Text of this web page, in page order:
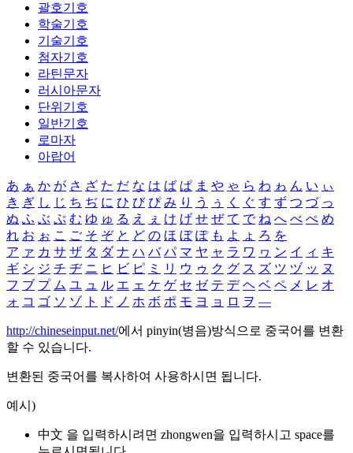
괄호기호
학술기호
기술기호
첨자기호
라틴문자
러시아문자
단위기호
일반기호
로마자
아랍어
あ ぁ か が さ ざ た だ な は ば ぱ ま や ゃ ら わ ゎ ん い ぃ
き ぎ し じ ち ぢ に ひ び ぴ み り う ぅ く ぐ す ず つ づ っ
ぬ ふ ぶ ぷ む ゆ ゅ る え ぇ け げ せ ぜ て で ね へ べ ぺ め
れ お ぉ こ ご そ ぞ と ど の ほ ぼ ぽ も よ ょ ろ を
ア ァ カ サ ザ タ ダ ナ ハ バ パ マ ヤ ャ ラ ワ ヮ ン イ ィ キ
ギ シ ジ チ ヂ ニ ヒ ビ ピ ミ リ ウ ゥ ク グ ス ズ ツ ヅ ッ ヌ
フ ブ プ ム ユ ュ ル エ ェ ケ ゲ セ ゼ テ デ ヘ ベ ペ メ レ オ
ォ コ ゴ ソ ゾ ト ド ノ ホ ボ ポ モ ヨ ョ ロ ヲ ―
http://chineseinput.net/에서 pinyin(병음)방식으로 중국어를 변환
할 수 있습니다.
변환된 중국어를 복사하여 사용하시면 됩니다.
예시)
中文 을 입력하시려면 zhongwen을 입력하시고 space를